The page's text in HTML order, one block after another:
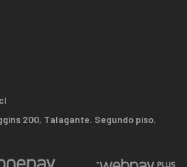
200, Talagante. Segundo piso.